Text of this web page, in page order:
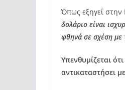
Όπως εξηγεί στην
δολάριο είναι
φθηνά σε σχέση με
Υπενθυμίζεται
αντικαταστήσει